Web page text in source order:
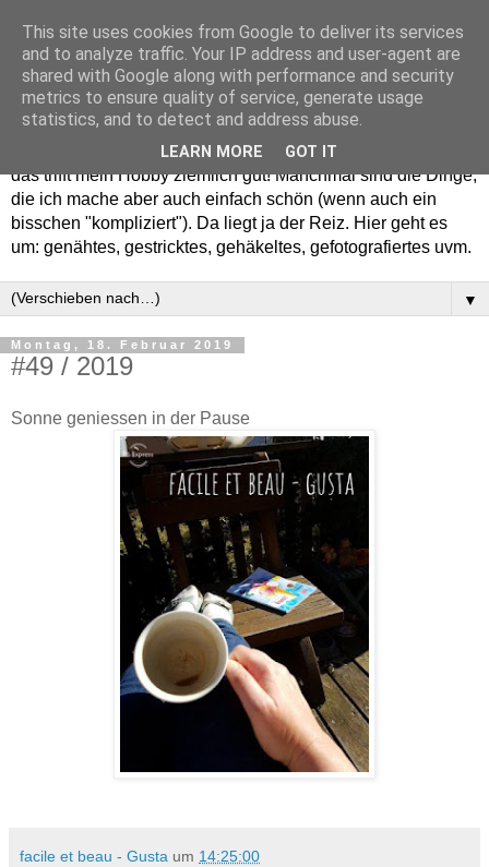
Willkommen in meinem "Wohnzimmer". Einfach und schön -
das trifft mein Hobby ziemlich gut! Manchmal sind die Dinge,
die ich mache aber auch einfach schön (wenn auch ein
bisschen "kompliziert"). Da liegt ja der Reiz. Hier geht es
um: genähtes, gestricktes, gehäkeltes, gefotografiertes uvm.
▼
Montag, 18. Februar 2019
#49 / 2019
Sonne geniessen in der Pause
facile et beau - Gusta um 14:25:00
This site uses cookies from Google to deliver its services
and to analyze traffic. Your IP address and user-agent are
shared with Google along with performance and security
metrics to ensure quality of service, generate usage
statistics, and to detect and address abuse.
LEARN MORE GOT IT